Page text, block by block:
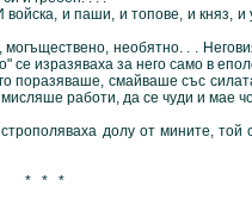
и паши, и топове, и княз, и
необятно. . .
се изразяваха за него само в
поразяваше, смайваше със
работи, да се чуди и мае
долу от мините, той
* * *